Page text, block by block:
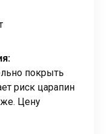
покрыть
риск царапин
Цену